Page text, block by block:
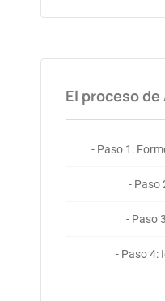
El proceso de
- Paso 1:
- Paso
- Paso
- Paso 4: